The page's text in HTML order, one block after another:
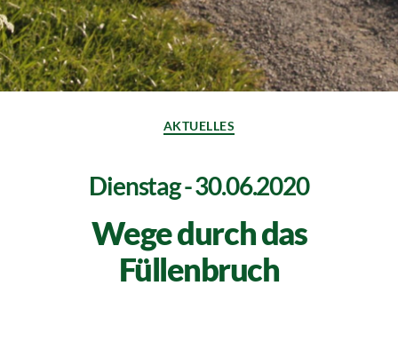
AKTUELLES
Dienstag - 30.06.2020
Wege durch das
Füllenbruch